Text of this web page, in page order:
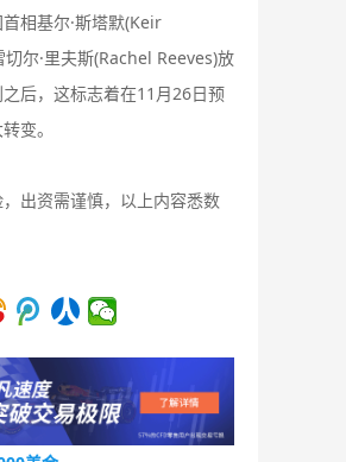
相基尔·斯塔默(Keir
尔·里夫斯(Rachel Reeves)放
后，这标志着在11月26日预
变。
，出资需谨慎，以上内容悉数